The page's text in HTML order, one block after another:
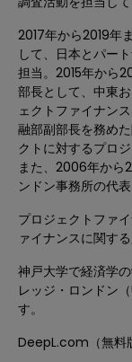
2017年から2019年
して、日本とパー
担当。2015年から
部長として、中東
ェクトファイナン
融部副部長を務め
クトに対するプロ
また、2006年から
ンドン事務所の代
プロジェクトファ
ァイナンスに関す
神戸大学で経済学
レッジ・ロンドン
す。
DeepL.com（無料